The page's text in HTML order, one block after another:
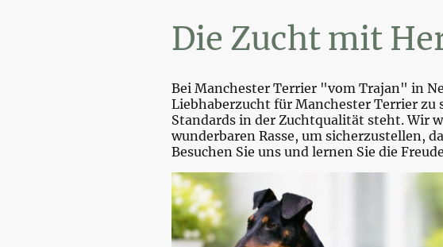
Die Zucht mit
Bei Manchester Terrier "vom Trajan" in
Liebhaberzucht für Manchester Terrier
Standards in der Zuchtqualität steht. Wir
wunderbaren Rasse, um sicherzustellen,
Besuchen Sie uns und lernen Sie die